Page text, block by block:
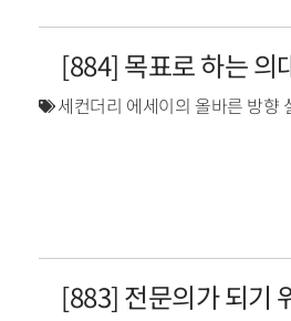
[884] 목표로 하는 의
세컨더리 에세이의 올바른 방향
[883] 전문의가 되기